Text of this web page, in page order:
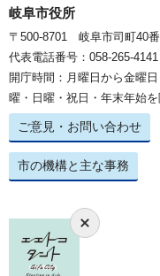
岐阜市役所
〒500-8701 岐阜市司町40
代表電話番号：058-265-4141
開庁時間：月曜日から金曜
曜・日曜・祝日・年末年始を
ご意見・お問い合わせ
市の機構と主な事務